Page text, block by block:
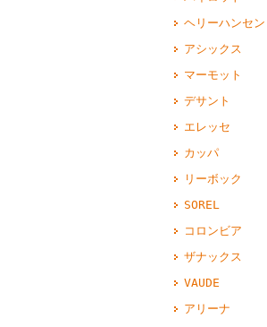
ヘリーハンセン
アシックス
マーモット
デサント
エレッセ
カッパ
リーボック
SOREL
コロンビア
ザナックス
VAUDE
アリーナ